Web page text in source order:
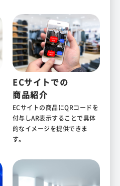
ECサイトでの
商品紹介
ECサイトの商品にQRコードを
付与しAR表示することで具体
的なイメージを提供できま
す。